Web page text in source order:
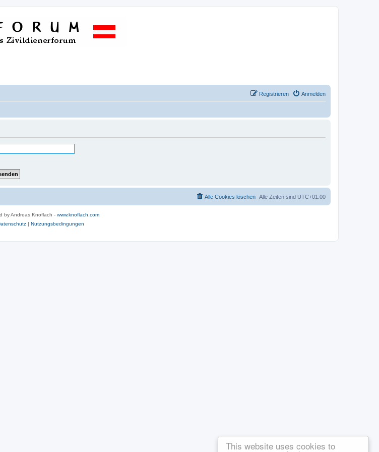
This website uses cookies to
Anmelden
Registrieren
Alle Zeiten sind UTC+01:00
Alle Cookies löschen
by Andreas Knoflach - www.knoflach.com
| Nutzungsbedingungen